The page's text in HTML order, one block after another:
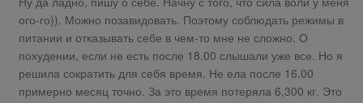
ого-го)). Можно позавидовать. Поэтому соблюдать режимы в
питании и отказывать себе в чем-то мне не сложно. О
похудении, если не есть после 18.00 слышали уже все. Но я
решила сократить для себя время. Не ела после 16.00
примерно месяц точно. За это время потеряла 6,300 кг. Это